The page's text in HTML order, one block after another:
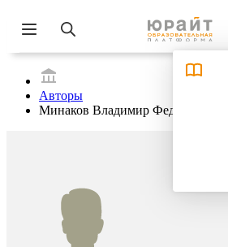
Авторы
Минаков Владимир Федорович